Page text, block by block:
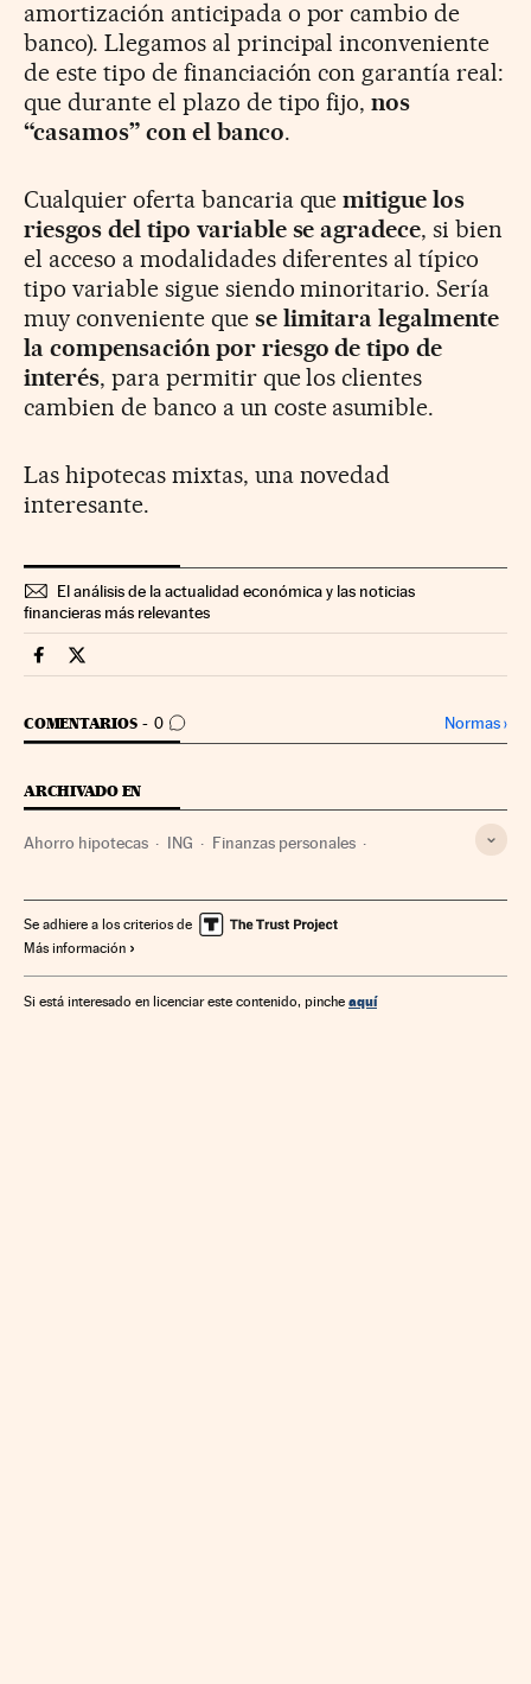
amortización anticipada o por cambio de
banco). Llegamos al principal inconveniente
de este tipo de financiación con garantía real:
que durante el plazo de tipo fijo,nos
“casamos” con el banco.
Cualquier oferta bancaria quemitigue los
riesgos del tipo variable se agradece, si bien
el acceso a modalidades diferentes al típico
tipo variable sigue siendo minoritario. Sería
muy conveniente que se limitara legalmente
la compensación por riesgo de tipo de
interés, para permitir que los clientes
cambien de banco a un coste asumible.
Las hipotecas mixtas, una novedad
interesante.
El análisis de la actualidad económica y las noticias
financieras más relevantes
Economia Cinco Días en Facebook
Economia Cinco Días en Twitter
COMENTARIOS 0
IR A LOS COMENTARIOS Normas›
ARCHIVADO EN
Ahorro hipotecas ING Finanzas personales
Economía doméstica Créditos Economía
Mercados financieros Finanzas Euribor
Se adhiere a los criterios de
Más información
Si está interesado en licenciar este contenido, pinche aquí